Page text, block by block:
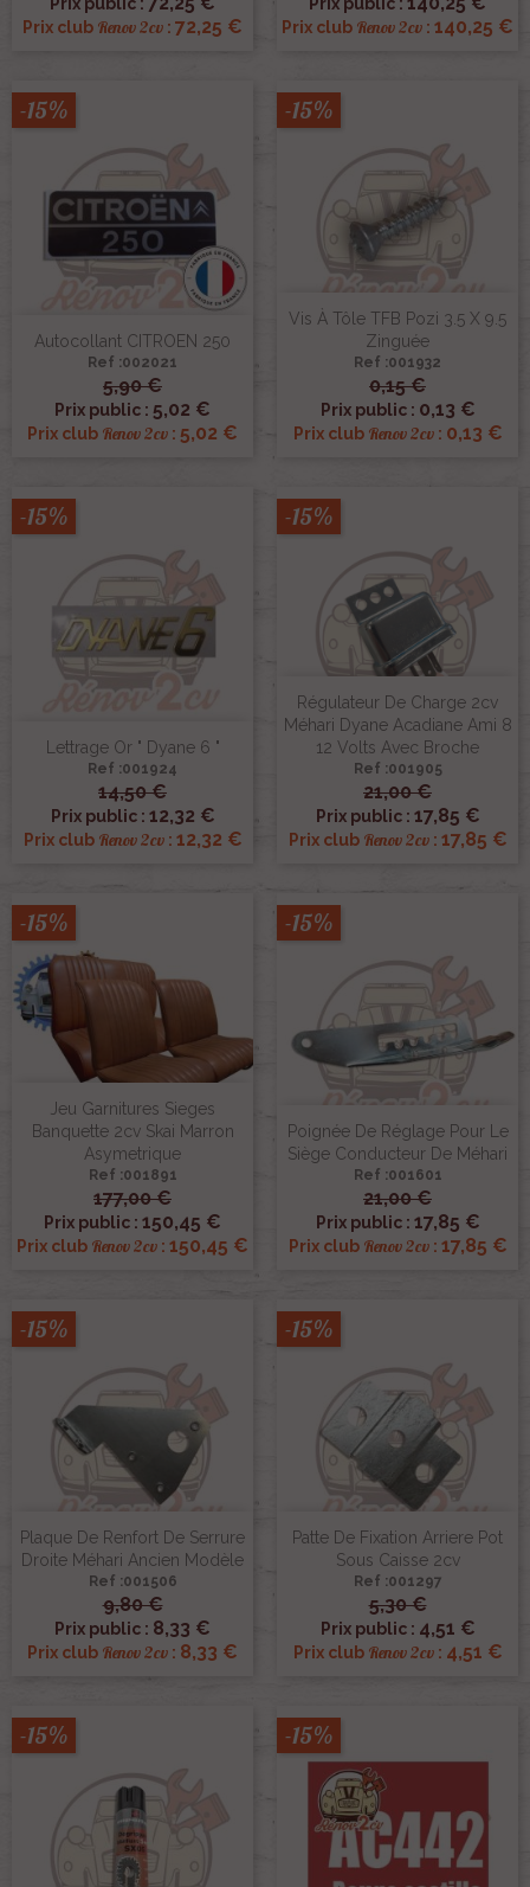
Prix club Renov 2cv : 72,25 € Prix club Renov 2cv : 140,25 €
Autocollant CITROEN 250
Ref :002021
5,90 €
Prix public : 5,02 €
Prix club Renov 2cv : 5,02 €
-15%
Vis À Tôle TFB Pozi 3.5 X 9.5
Zinguée
Ref :001932
0,15 €
Prix public : 0,13 €
Prix club Renov 2cv: 0,13 €
-15%
Lettrage Or " Dyane 6 "
Ref :001924
14,50 €
Prix public : 12,32 €
Prix club Renov 2cv: 12,32 €
-15%
Régulateur De Charge 2cv
Méhari Dyane Acadiane Ami 8
12 Volts Avec Broche
Ref :001905
21,00 €
Prix public : 17,85 €
Prix club Renov 2cv: 17,85 €
-15%
Jeu Garnitures Sieges
Banquette 2cv Skai Marron
Asymetrique
Ref :001891
177,00 €
Prix public : 150,45 €
Prix club Renov 2cv : 150,45 €
-15%
Poignée De Réglage Pour Le
Siège Conducteur De Méhari
Ref :001601
21,00 €
Prix public : 17,85 €
Prix club Renov 2cv: 17,85 €
-15%
Plaque De Renfort De Serrure
Droite Méhari Ancien Modèle
Ref :001506
9,80 €
Prix public : 8,33 €
Prix club Renov 2cv : 8,33 €
-15%
Patte De Fixation Arriere Pot
Sous Caisse 2cv
Ref :001297
5,30 €
Prix public : 4,51 €
Prix club Renov 2cv: 4,51 €
-15%
-15% -15%